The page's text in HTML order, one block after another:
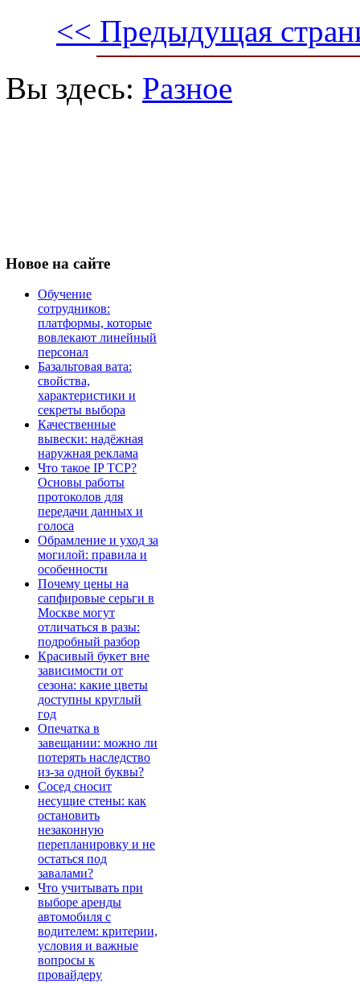
<< Предыдущая
Вы здесь: Разное
Новое на сайте
Обучение
сотрудников:
платформы, которые
вовлекают линейный
персонал
Базальтовая вата:
свойства,
характеристики и
секреты выбора
Качественные
вывески: надёжная
наружная реклама
Что такое IP TCP?
Основы работы
протоколов для
передачи данных и
голоса
Обрамление и уход за
могилой: правила и
особенности
Почему цены на
сапфировые серьги в
Москве могут
отличаться в разы:
подробный разбор
Красивый букет вне
зависимости от
сезона: какие цветы
доступны круглый
год
Опечатка в
завещании: можно ли
потерять наследство
из-за одной буквы?
Сосед сносит
несущие стены: как
остановить
незаконную
перепланировку и не
остаться под
завалами?
Что учитывать при
выборе аренды
автомобиля с
водителем: критерии,
условия и важные
вопросы к
провайдеру